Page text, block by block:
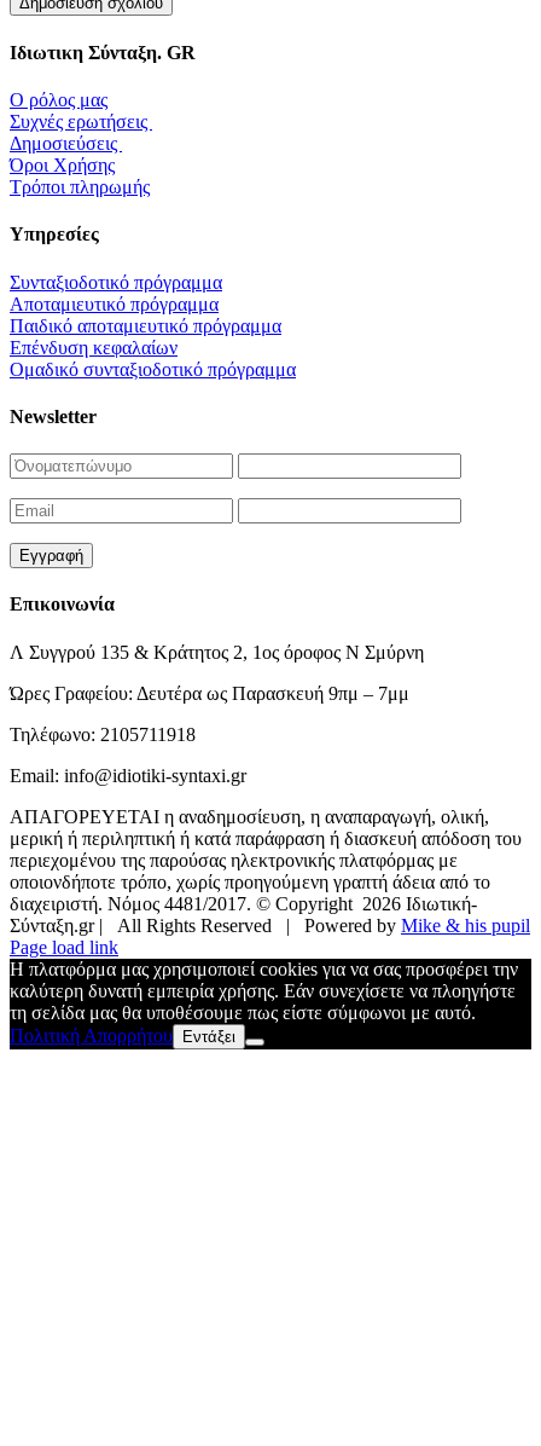
Ιδιωτικη Σύνταξη. GR
O ρόλος μας
Συχνές ερωτήσεις
Δημοσιεύσεις
Όροι Xρήσης
Τρόποι πληρωμής
Yπηρεσίες
Συνταξιοδοτικό πρόγραμμα
Αποταμιευτικό πρόγραμμα
Παιδικό αποταμιευτικό πρόγραμμα
Επένδυση κεφαλαίων
Ομαδικό συνταξιοδοτικό πρόγραμμα
Newsletter
Επικοινωνία
Λ Συγγρού 135 & Κράτητος 2, 1ος όροφος Ν Σμύρνη
Ώρες Γραφείου: Δευτέρα ως Παρασκευή 9πμ – 7μμ
Τηλέφωνο: 2105711918
Email: info@idiotiki-syntaxi.gr
ΑΠΑΓΟΡΕΥΕΤΑΙ η αναδημοσίευση, η αναπαραγωγή, ολική,
μερική ή περιληπτική ή κατά παράφραση ή διασκευή απόδοση του
περιεχομένου της παρούσας ηλεκτρονικής πλατφόρμας με
οποιονδήποτε τρόπο, χωρίς προηγούμενη γραπτή άδεια από το
διαχειριστή. Νόμος 4481/2017. © Copyright 2026 Ιδιωτική-
Σύνταξη.gr | All Rights Reserved | Powered by Μike & his pupil
Facebook
X
Page load link
H πλατφόρμα μας χρησιμοποιεί cookies για να σας προσφέρει την
καλύτερη δυνατή εμπειρία χρήσης. Εάν συνεχίσετε να πλοηγήστε
τη σελίδα μας θα υποθέσουμε πως είστε σύμφωνοι με αυτό.
Πολιτική Απορρήτου Εντάξει